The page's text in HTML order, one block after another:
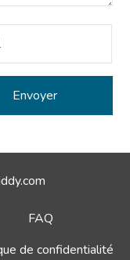
FAQ
de confidentialité